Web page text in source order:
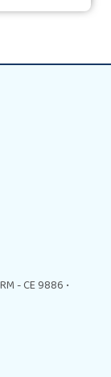
- CE 9886 •